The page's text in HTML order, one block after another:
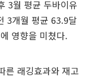
3월 평균 두바이유
3개월 평균 63.9달
영향을 미쳤다.
른 래깅효과와 재고